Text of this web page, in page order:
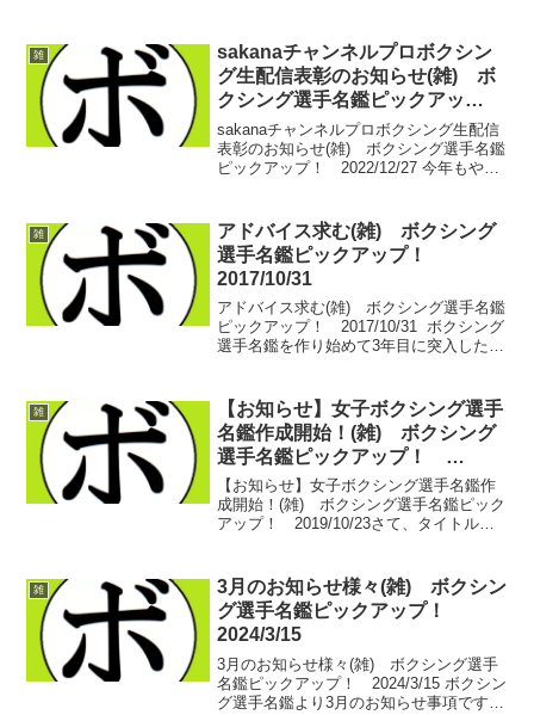
毎年真夏の刈谷あいおいホールで繰り広
げられ...
雑
sakanaチャンネルプロボクシン
グ生配信表彰のお知らせ(雑) ボ
クシング選手名鑑ピックアッ
プ！ 2022/12/27
sakanaチャンネルプロボクシング生配信
表彰のお知らせ(雑) ボクシング選手名鑑
ピックアップ！ 2022/12/27 今年もやり
イッターの投票で最終的な受賞を...
雑
アドバイス求む(雑) ボクシング
選手名鑑ピックアップ！
2017/10/31
アドバイス求む(雑) ボクシング選手名鑑
ピックアップ！ 2017/10/31 ボクシング
選手名鑑を作り始めて3年目に突入した今
ても手間がかかるようになった。 最新試
合...
雑
【お知らせ】女子ボクシング選手
名鑑作成開始！(雑) ボクシング
選手名鑑ピックアップ！
2019/10/23
【お知らせ】女子ボクシング選手名鑑作
成開始！(雑) ボクシング選手名鑑ピック
アップ！ 2019/10/23さて、タイトル通
ず、作成できずにいた女子選手の戦績ペ
ージですが...
雑
3月のお知らせ様々(雑) ボクシン
グ選手名鑑ピックアップ！
2024/3/15
3月のお知らせ様々(雑) ボクシング選手
名鑑ピックアップ！ 2024/3/15 ボクシン
グ選手名鑑より3月のお知らせ事項です！